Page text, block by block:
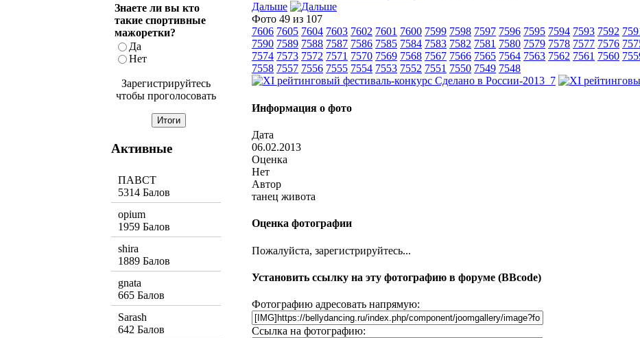
Дальше
Фото 49 из 107
7606 7605 7604 7603 7602 7601 7600 7599 7598 7597 7596 7595 7594 7593 7592
7590 7589 7588 7587 7586 7585 7584 7583 7582 7581 7580 7579 7578 7577 7576
7574 7573 7572 7571 7570 7569 7568 7567 7566 7565 7564 7563 7562 7561 7560
7558 7557 7556 7555 7554 7553 7552 7551 7550 7549 7548
Информация о фото
Дата
06.02.2013
Оценка
Нет
Автор
танец живота
Оценка фотографии
Пожалуйста, зарегистрируйтесь...
Установить ссылку на эту фотографию в форуме (BBcode)
Фотографию адресовать напрямую:
Ссылка на фотографию:
Знаете ли вы кто
такие спортивные
мажоретки?
Да
Нет
Зарегистрируйтесь
чтобы проголосовать
Активные
ПАВСТ
5314 Балов
opium
1959 Балов
shira
1889 Балов
gnata
665 Балов
Sarash
642 Балов